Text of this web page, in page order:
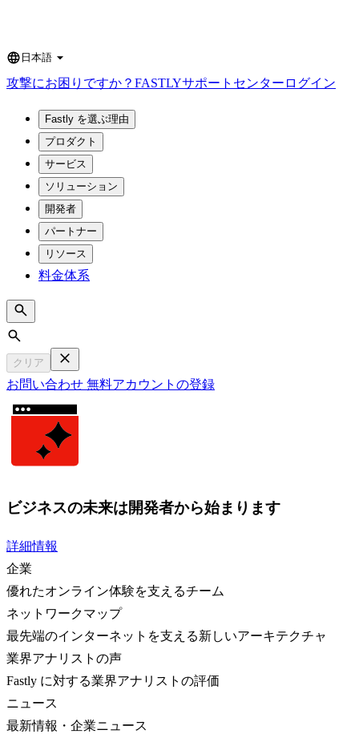
Language
日本語
攻撃にお困りですか？ FASTLYサポートセンター ログイン
Fastly を選ぶ理由
プロダクト
サービス
ソリューション
開発者
パートナー
リソース
料金体系
Search
クリア
お問い合わせ 無料アカウントの登録
ビジネスの未来は開発者から始まります
詳細情報
企業
優れたオンライン体験を支えるチーム
ネットワークマップ
最先端のインターネットを支える新しいアーキテクチャ
業界アナリストの声
Fastly に対する業界アナリストの評価
ニュース
最新情報・企業ニュース